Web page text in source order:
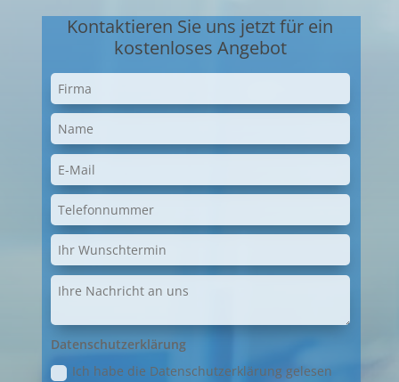
Kontaktieren Sie uns jetzt für ein
kostenloses Angebot
Datenschutzerklärung
Ich habe die Datenschutzerklärung gelesen